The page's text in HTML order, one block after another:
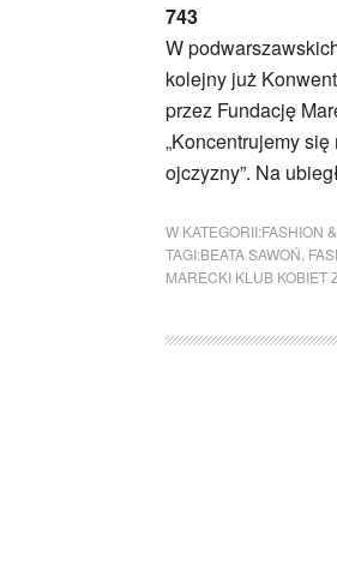
743
W
kolejny już
przez Fundację
„Koncentrujemy
ojczyzny”. Na
W KATEGORII:FASHION
TAGI:BEATA SAWOŃ
MARECKI KLUB KOBIET